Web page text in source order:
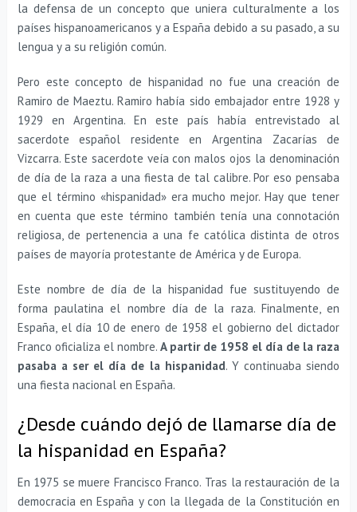
la defensa de un concepto que uniera culturalmente a los
países hispanoamericanos y a España debido a su pasado, a su
lengua y a su religión común.
Pero este concepto de hispanidad no fue una creación de
Ramiro de Maeztu. Ramiro había sido embajador entre 1928 y
1929 en Argentina. En este país había entrevistado al
sacerdote español residente en Argentina Zacarías de
Vizcarra. Este sacerdote veía con malos ojos la denominación
de día de la raza a una fiesta de tal calibre. Por eso pensaba
que el término «hispanidad» era mucho mejor. Hay que tener
en cuenta que este término también tenía una connotación
religiosa, de pertenencia a una fe católica distinta de otros
países de mayoría protestante de América y de Europa.
Este nombre de día de la hispanidad fue sustituyendo de
forma paulatina el nombre día de la raza. Finalmente, en
España, el día 10 de enero de 1958 el gobierno del dictador
Franco oficializa el nombre. A partir de 1958 el día de la raza
pasaba a ser el día de la hispanidad. Y continuaba siendo
una fiesta nacional en España.
¿Desde cuándo dejó de llamarse día de
la hispanidad en España?
En 1975 se muere Francisco Franco. Tras la restauración de la
democracia en España y con la llegada de la Constitución en